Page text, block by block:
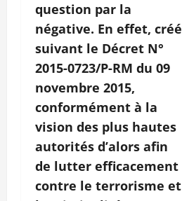
question par la
négative. En effet, créé
suivant le Décret N°
2015-0723/P-RM du 09
novembre 2015,
conformément à la
vision des plus hautes
autorités d’alors afin
de lutter efficacement
contre le terrorisme et